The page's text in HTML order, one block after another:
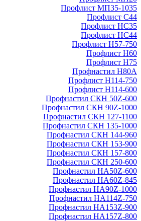
Профлист МП35-1035
Профлист С44
Профлист НС35
Профлист НС44
Профлист Н57-750
Профлист Н60
Профлист Н75
Профнастил Н80А
Профлист Н114-750
Профлист Н114-600
Профнастил СКН 50Z-600
Профнастил СКН 90Z-1000
Профнастил СКН 127-1100
Профнастил СКН 135-1000
Профнастил СКН 144-960
Профнастил СКН 153-900
Профнастил СКН 157-800
Профнастил СКН 250-600
Профнастил НА50Z-600
Профнастил НА60Z-845
Профнастил НА90Z-1000
Профнастил НА114Z-750
Профнастил НА153Z-900
Профнастил НА157Z-800